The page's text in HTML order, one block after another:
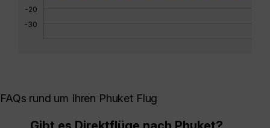
-20
-30
FAQs rund um Ihren Phuket Flug